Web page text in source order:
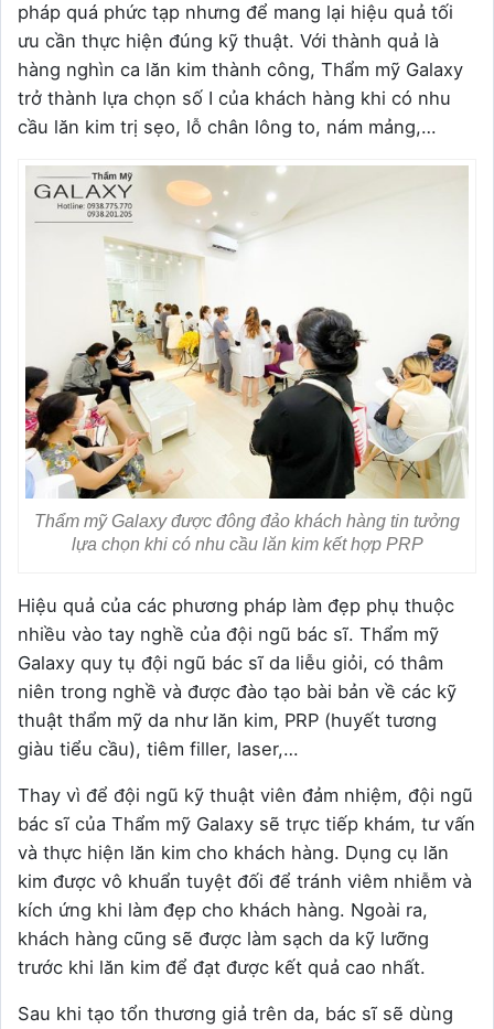
pháp quá phức tạp nhưng để mang lại hiệu quả tối
ưu cần thực hiện đúng kỹ thuật. Với thành quả là
hàng nghìn ca lăn kim thành công, Thẩm mỹ Galaxy
trở thành lựa chọn số I của khách hàng khi có nhu
cầu lăn kim trị sẹo, lỗ chân lông to, nám mảng,…
Thẩm mỹ Galaxy được đông đảo khách hàng tin tưởng
lựa chọn khi có nhu cầu lăn kim kết hợp PRP
Hiệu quả của các phương pháp làm đẹp phụ thuộc
nhiều vào tay nghề của đội ngũ bác sĩ. Thẩm mỹ
Galaxy quy tụ đội ngũ bác sĩ da liễu giỏi, có thâm
niên trong nghề và được đào tạo bài bản về các kỹ
thuật thẩm mỹ da như lăn kim, PRP (huyết tương
giàu tiểu cầu), tiêm filler, laser,…
Thay vì để đội ngũ kỹ thuật viên đảm nhiệm, đội ngũ
bác sĩ của Thẩm mỹ Galaxy sẽ trực tiếp khám, tư vấn
và thực hiện lăn kim cho khách hàng. Dụng cụ lăn
kim được vô khuẩn tuyệt đối để tránh viêm nhiễm và
kích ứng khi làm đẹp cho khách hàng. Ngoài ra,
khách hàng cũng sẽ được làm sạch da kỹ lưỡng
trước khi lăn kim để đạt được kết quả cao nhất.
Sau khi tạo tổn thương giả trên da, bác sĩ sẽ dùng